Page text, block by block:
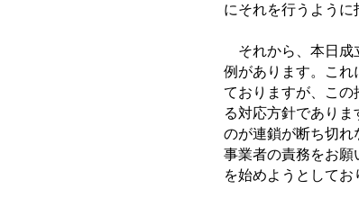
にそれを行うように
それから、本日成
例があります。これ
ておりますが、この
る対応方針であり
のが連鎖が断ち切れ
事業者の責務をお願
を始めようとしてお